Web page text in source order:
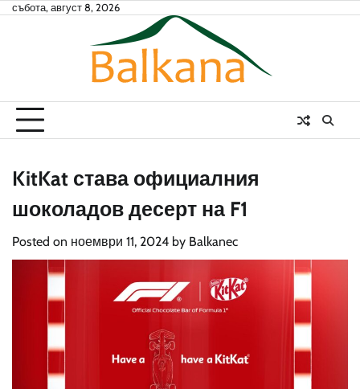
Skipсъбота, август 8, 2026
KitKat става официалния
шоколадов десерт на F1
Posted on ноември 11, 2024 by Balkanec